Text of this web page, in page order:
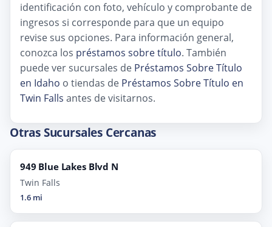
identificación con foto, vehículo y comprobante de
ingresos si corresponde para que un equipo
revise sus opciones. Para información general,
conozca los préstamos sobre título. También
puede ver sucursales de Préstamos Sobre Título
en Idaho o tiendas de Préstamos Sobre Título en
Twin Falls antes de visitarnos.
Otras Sucursales Cercanas
949 Blue Lakes Blvd N
Twin Falls
1.6 mi